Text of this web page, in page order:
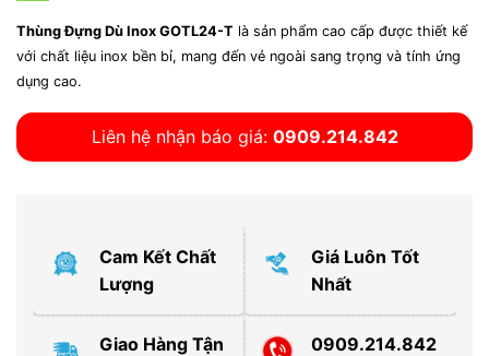
Thùng Đựng Dù Inox GOTL24-T là sản phẩm cao cấp được thiết kế
với chất liệu inox bền bỉ, mang đến vẻ ngoài sang trọng và tính ứng
dụng cao.
Liên hệ nhận báo giá: 0909.214.842
Cam Kết Chất
Lượng
Giá Luôn Tốt
Nhất
Giao Hàng Tận
0909.214.842